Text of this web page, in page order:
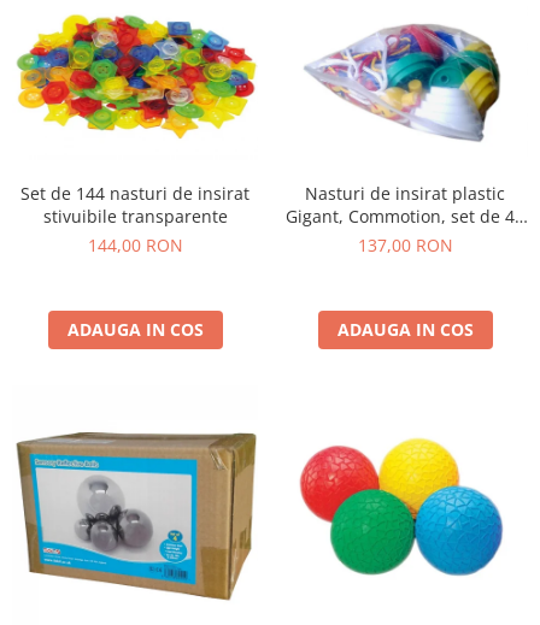
Set de 144 nasturi de insirat
stivuibile transparente
144,00 RON
ADAUGA IN COS
Nasturi de insirat plastic
Gigant, Commotion, set de 44
bucati, multicolor
137,00 RON
ADAUGA IN COS